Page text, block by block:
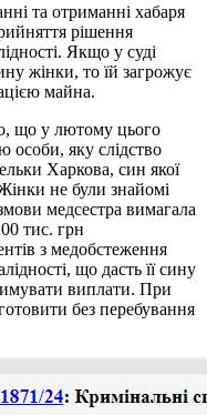
та отриманні хабаря
рішення
Якщо у суді
жінки, то їй загрожує
майна.
що у лютому цього
особи, яку слідство
Харкова, син якої
не були знайомі
медсестра вимагала
тис. грн
з медобстеження
що дасть її сину
виплати. При
без перебування